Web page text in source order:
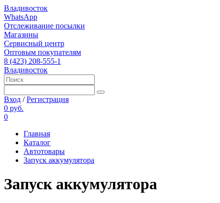
Владивосток
WhatsApp
Отслеживание посылки
Магазины
Сервисный центр
Оптовым покупателям
8 (423) 208-555-1
Владивосток
Вход /Регистрация
0 руб.
0
Главная
Каталог
Автотовары
Запуск аккумулятора
Запуск аккумулятора